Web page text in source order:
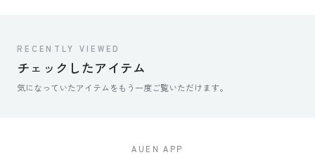
RECENTLY VIEWED
チェックしたアイテム
気になっていたアイテムをもう一度ご覧いただけます。
AUEN APP